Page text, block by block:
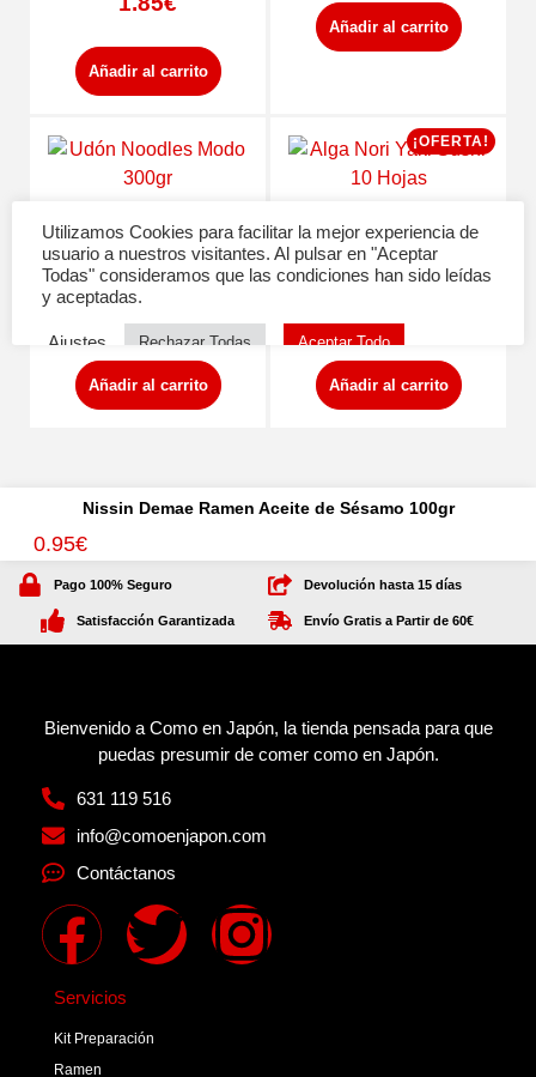
Añadir al carrito
Añadir al carrito
Udón Noodles Modo
300gr
(1)
Añadir al carrito
¡OFERTA!
Alga Nori Yaki Sushi 10
Hojas
(1)
Añadir al carrito
Nissin Demae Ramen Aceite de Sésamo 100gr
0.95€
Pago 100% Seguro Devolución hasta 15 días
Satisfacción Garantizada Envío Gratis a Partir de 60€
Bienvenido a Como en Japón, la tienda pensada para que
puedas presumir de comer como en Japón.
631 119 516
info@comoenjapon.com
Contáctanos
Servicios
Kit Preparación
Ramen